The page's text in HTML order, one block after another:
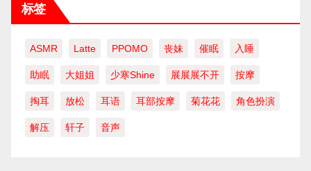
标签
ASMR Latte PPOMO 丧妹 催眠 入睡
助眠 大姐姐 少寒Shine 展展展不开 按摩
掏耳 放松 耳语 耳部按摩 菊花花 角色扮演
解压 轩子 音声